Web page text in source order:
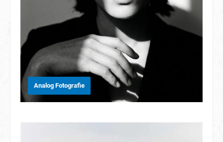
Analog Fotografie